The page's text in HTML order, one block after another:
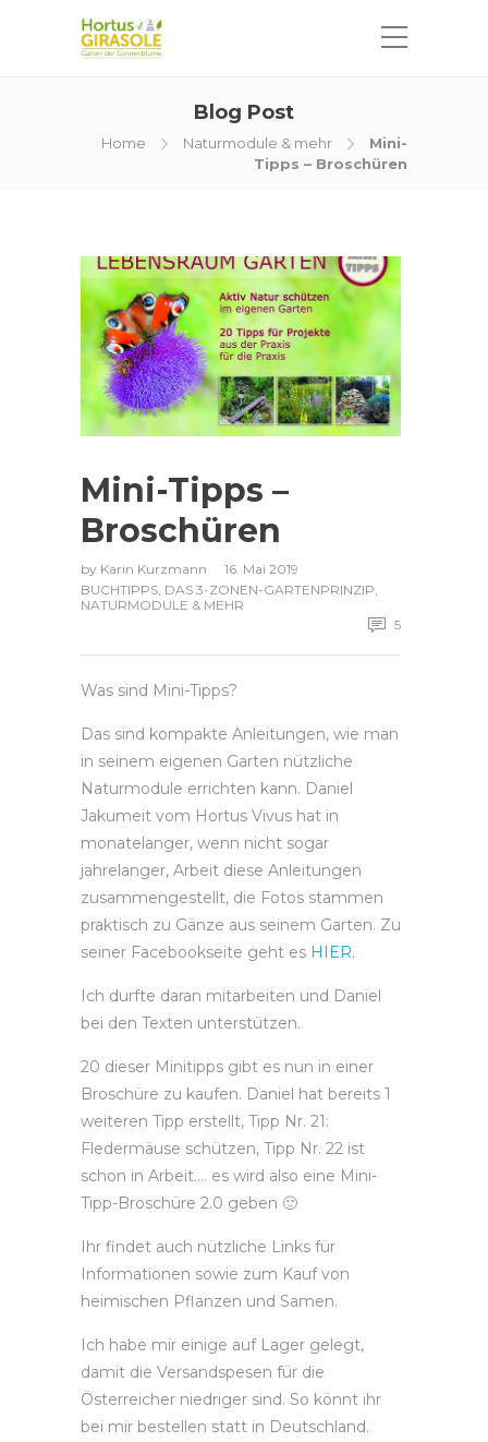
Blog Post
Home Naturmodule & mehr
Mini-
Tipps – Broschüren
Mini-Tipps –
Broschüren
by Karin Kurzmann
16. Mai 2019
BUCHTIPPS, DAS 3-ZONEN-GARTENPRINZIP,
NATURMODULE & MEHR
5
Was sind Mini-Tipps?
Das sind kompakte Anleitungen, wie man
in seinem eigenen Garten nützliche
Naturmodule errichten kann. Daniel
Jakumeit vom Hortus Vivus hat in
monatelanger, wenn nicht sogar
jahrelanger, Arbeit diese Anleitungen
zusammengestellt, die Fotos stammen
praktisch zu Gänze aus seinem Garten. Zu
seiner Facebookseite geht es HIER.
Ich durfte daran mitarbeiten und Daniel
bei den Texten unterstützen.
20 dieser Minitipps gibt es nun in einer
Broschüre zu kaufen. Daniel hat bereits 1
weiteren Tipp erstellt, Tipp Nr. 21:
Fledermäuse schützen, Tipp Nr. 22 ist
schon in Arbeit…. es wird also eine Mini-
Tipp-Broschüre 2.0 geben 🙂
Ihr findet auch nützliche Links für
Informationen sowie zum Kauf von
heimischen Pflanzen und Samen.
Ich habe mir einige auf Lager gelegt,
damit die Versandspesen für die
Österreicher niedriger sind. So könnt ihr
bei mir bestellen statt in Deutschland.